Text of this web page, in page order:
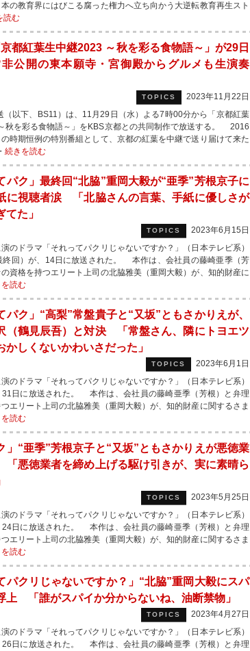
の教育界にはびこる腐った権力へ立ち向かう大逆転教育再生スト
読む
都紅葉生中継2023 ～秋を彩る食物語～」が29日
公開の東本願寺・宮御殿からグルメも生演奏
TOPICS
2023年11月22日
以下、BS11）は、11月29日（水）よる7時00分から「京都紅葉
秋を彩る食物語～」をKBS京都との共同制作で放送する。 2016
時期恒例の特別番組として、京都の紅葉を中継で送り届けて来た
続きを読む
パク」最終回“北脇”重岡大毅が“亜季”芳根京子に
に視聴者涙 「北脇さんの言葉、手紙に優しさが
てた」
TOPICS
2023年6月15日
のドラマ「それってパクリじゃないですか？」（日本テレビ系）
終回）が、14日に放送された。 本作は、会社員の藤崎亜季（芳
資格を持つエリート上司の北脇雅美（重岡大毅）が、知的財産に
読む
パク」“高梨”常盤貴子と“又坂”ともさかりえが、
（鶴見辰吾）と対決 「常盤さん、隣にトヨエツ
かしくないかわいさだった」
TOPICS
2023年6月1日
のドラマ「それってパクリじゃないですか？」（日本テレビ系）
31日に放送された。 本作は、会社員の藤崎亜季（芳根）と弁理
エリート上司の北脇雅美（重岡大毅）が、知的財産に関するさま
読む
」“亜季”芳根京子と“又坂”ともさかりえが悪徳業
悪徳業者を締め上げる駆け引きが、実に素晴ら
TOPICS
2023年5月25日
のドラマ「それってパクリじゃないですか？」（日本テレビ系）
24日に放送された。 本作は、会社員の藤崎亜季（芳根）と弁理
エリート上司の北脇雅美（重岡大毅）が、知的財産に関するさま
読む
パクリじゃないですか？」“北脇”重岡大毅にスパ
上 「誰がスパイか分からないね、油断禁物」
TOPICS
2023年4月27日
のドラマ「それってパクリじゃないですか？」（日本テレビ系）
26日に放送された。 本作は、会社員の藤崎亜季（芳根）と弁理